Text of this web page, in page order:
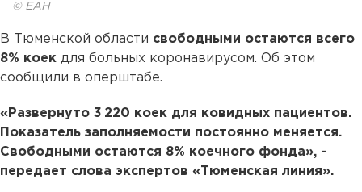
© ЕАН
В Тюменской области свободными остаются всего
8% коек для больных коронавирусом. Об этом
сообщили в оперштабе.
«Развернуто 3 220 коек для ковидных пациентов.
Показатель заполняемости постоянно меняется.
Свободными остаются 8% коечного фонда», -
передает слова экспертов «Тюменская линия».